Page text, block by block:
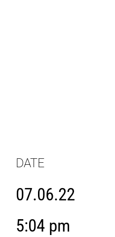
DATE
07.06.22
5:04 pm